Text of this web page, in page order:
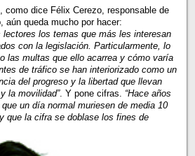
como dice Félix Cerezo, responsable de
aún queda mucho por hacer:
lectores los temas que más les interesan
con la legislación. Particularmente, lo
las multas que ello acarrea y cómo varía
de tráfico se han interiorizado como un
del progreso y la libertad que llevan
la movilidad”. Y pone cifras. “Hace años
un día normal muriesen de media 10
que la cifra se doblase los fines de